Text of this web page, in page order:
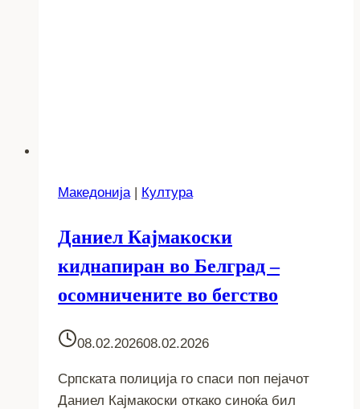
Македонија | Култура
Даниел Кајмакоски
киднапиран во Белград –
осомничените во бегство
08.02.202608.02.2026
Српската полиција го спаси поп пејачот
Даниел Кајмакоски откако синоќа бил